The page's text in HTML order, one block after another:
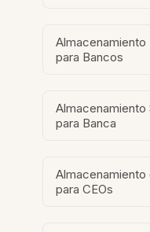
para Bancos
para Banca
para CEOs